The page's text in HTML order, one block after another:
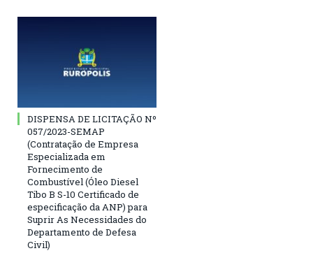
DISPENSA DE LICITAÇÃO Nº
057/2023-SEMAP
(Contratação de Empresa
Especializada em
Fornecimento de
Combustível (Óleo Diesel
Tibo B S-10 Certificado de
especificação da ANP) para
Suprir As Necessidades do
Departamento de Defesa
Civil)